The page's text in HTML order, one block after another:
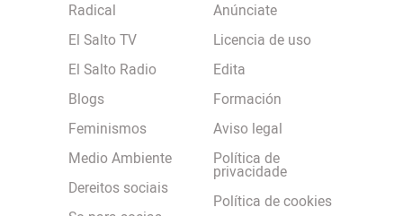
Radical
El Salto TV
El Salto Radio
Blogs
Feminismos
Medio Ambiente
Dereitos sociais
Anúnciate
Licencia de uso
Edita
Formación
Aviso legal
Política de
privacidade
Política de cookies